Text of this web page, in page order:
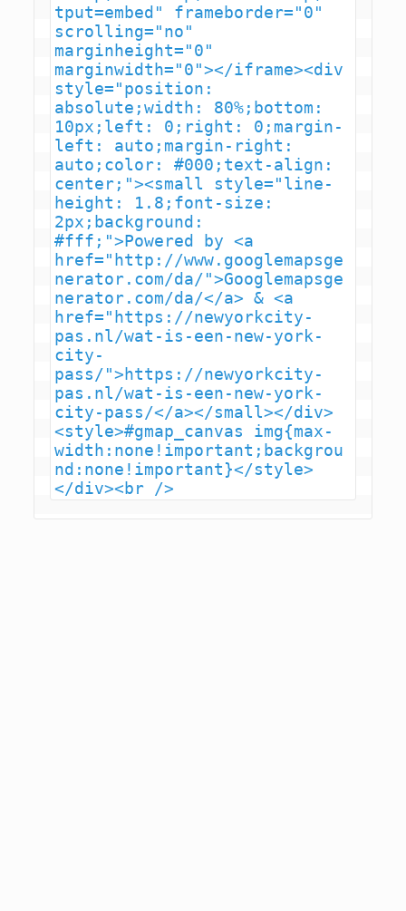
tput=embed" frameborder="0"
scrolling="no"
marginheight="0"
marginwidth="0"></iframe><div
style="position:
absolute;width: 80%;bottom:
10px;left: 0;right: 0;margin-
left: auto;margin-right:
auto;color: #000;text-align:
center;"><small style="line-
height: 1.8;font-size:
2px;background:
#fff;">Powered by <a
href="http://www.googlemapsge
nerator.com/da/">Googlemapsge
nerator.com/da/</a> & <a
href="https://newyorkcity-
pas.nl/wat-is-een-new-york-
city-
pass/">https://newyorkcity-
pas.nl/wat-is-een-new-york-
city-pass/</a></small></div>
<style>#gmap_canvas img{max-
width:none!important;backgrou
nd:none!important}</style>
</div><br />